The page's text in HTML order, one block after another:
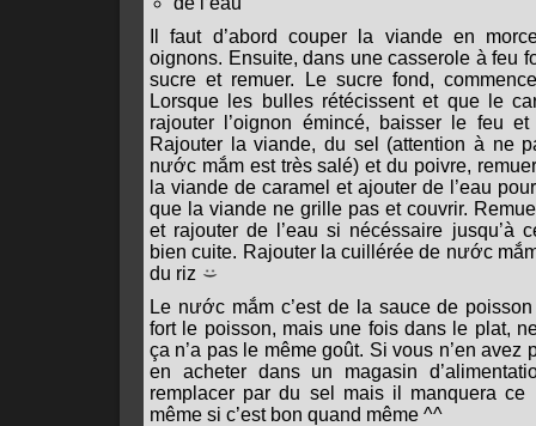
Il faut d’abord couper la viande en
oignons. Ensuite, dans une casserole à feu
sucre et remuer. Le sucre fond,
Lorsque les bulles rétécissent et que le
rajouter l’oignon émincé, baisser le feu
Rajouter la viande, du sel (attention à ne
nước mắm est très salé) et du poivre,
la viande de caramel et ajouter de l’eau
que la viande ne grille pas et couvrir.
et rajouter de l’eau si nécéssaire jusqu’à
bien cuite. Rajouter la cuillérée de nước
du riz
Le nước mắm c’est de la sauce de
fort le poisson, mais une fois dans le plat,
ça n’a pas le même goût. Si vous n’en avez
en acheter dans un magasin
remplacer par du sel mais il manquera ce
même si c’est bon quand même ^^